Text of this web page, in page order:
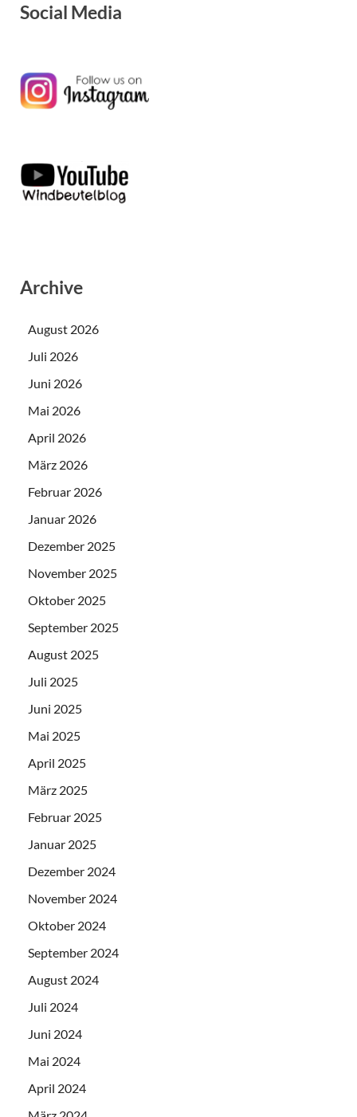
Social Media
Archive
August 2026
Juli 2026
Juni 2026
Mai 2026
April 2026
März 2026
Februar 2026
Januar 2026
Dezember 2025
November 2025
Oktober 2025
September 2025
August 2025
Juli 2025
Juni 2025
Mai 2025
April 2025
März 2025
Februar 2025
Januar 2025
Dezember 2024
November 2024
Oktober 2024
September 2024
August 2024
Juli 2024
Juni 2024
Mai 2024
April 2024